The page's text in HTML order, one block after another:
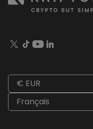
€ EUR
Français